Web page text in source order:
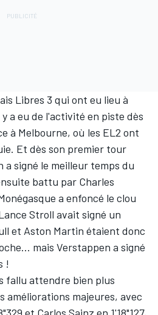
Libres 3 qui ont eu lieu à
a eu de l'activité en piste dès
à Melbourne, où les EL2 ont
Et dès son premier tour
a signé le meilleur temps du
battu par Charles
a enfoncé le clou
Stroll avait signé un
et Aston Martin étaient donc
mais Verstappen a signé
!
fallu attendre bien plus
améliorations majeures, avec